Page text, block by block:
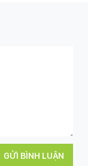
GỬI BÌNH LUẬN